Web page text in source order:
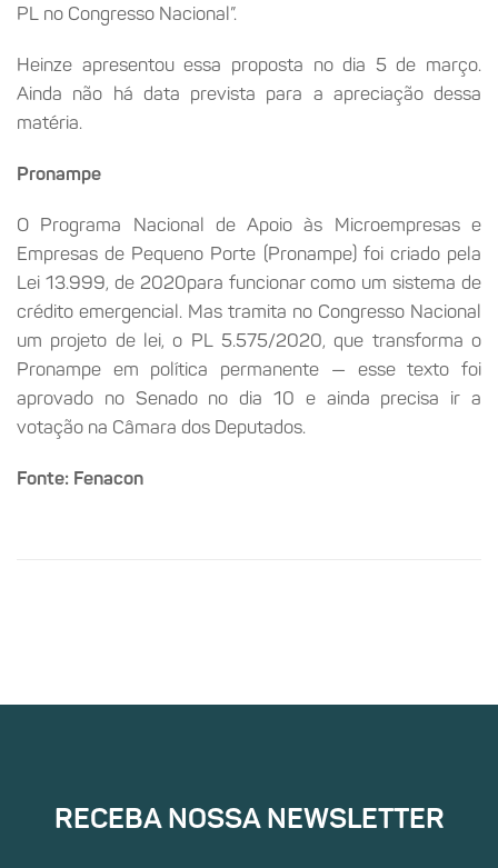
PL no Congresso Nacional”.
Heinze apresentou essa proposta no dia 5 de março.
Ainda não há data prevista para a apreciação dessa
matéria.
Pronampe
O Programa Nacional de Apoio às Microempresas e
Empresas de Pequeno Porte (Pronampe) foi criado pela
Lei 13.999, de 2020para funcionar como um sistema de
crédito emergencial. Mas tramita no Congresso Nacional
um projeto de lei, o PL 5.575/2020, que transforma o
Pronampe em política permanente — esse texto foi
aprovado no Senado no dia 10 e ainda precisa ir a
votação na Câmara dos Deputados.
Fonte: Fenacon
RECEBA NOSSA NEWSLETTER